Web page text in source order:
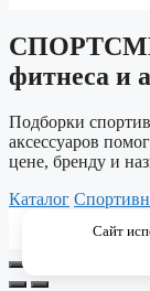
фитнеса и
Подборки
аксессуаров
цене, бренду и
Каталог
для
Сайт